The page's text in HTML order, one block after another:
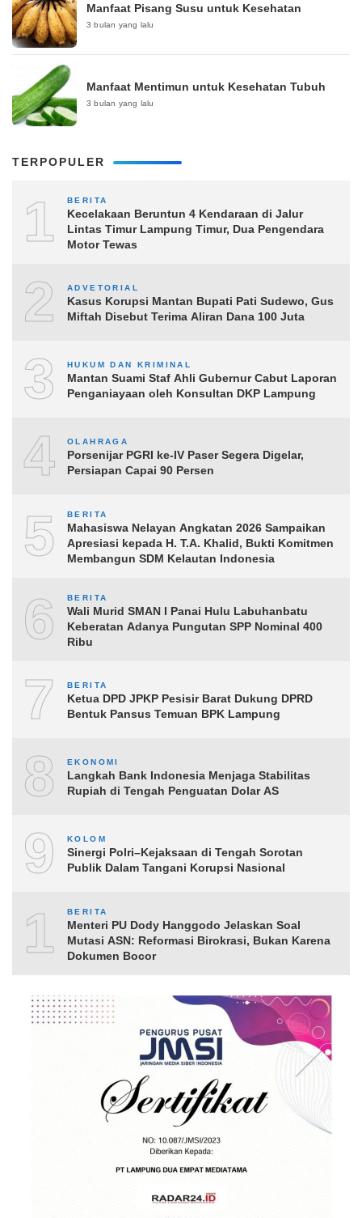
Manfaat Pisang Susu untuk Kesehatan
3 bulan yang lalu
Manfaat Mentimun untuk Kesehatan Tubuh
3 bulan yang lalu
TERPOPULER
1 BERITA
Kecelakaan Beruntun 4 Kendaraan di Jalur
Lintas Timur Lampung Timur, Dua Pengendara
Motor Tewas
2 ADVETORIAL
Kasus Korupsi Mantan Bupati Pati Sudewo, Gus
Miftah Disebut Terima Aliran Dana 100 Juta
3 HUKUM DAN KRIMINAL
Mantan Suami Staf Ahli Gubernur Cabut Laporan
Penganiayaan oleh Konsultan DKP Lampung
4 OLAHRAGA
Porsenijar PGRI ke-IV Paser Segera Digelar,
Persiapan Capai 90 Persen
5 BERITA
Mahasiswa Nelayan Angkatan 2026 Sampaikan
Apresiasi kepada H. T.A. Khalid, Bukti Komitmen
Membangun SDM Kelautan Indonesia
6 BERITA
Wali Murid SMAN I Panai Hulu Labuhanbatu
Keberatan Adanya Pungutan SPP Nominal 400
Ribu
7 BERITA
Ketua DPD JPKP Pesisir Barat Dukung DPRD
Bentuk Pansus Temuan BPK Lampung
8 EKONOMI
Langkah Bank Indonesia Menjaga Stabilitas
Rupiah di Tengah Penguatan Dolar AS
9 KOLOM
Sinergi Polri–Kejaksaan di Tengah Sorotan
Publik Dalam Tangani Korupsi Nasional
10BERITA
Menteri PU Dody Hanggodo Jelaskan Soal
Mutasi ASN: Reformasi Birokrasi, Bukan Karena
Dokumen Bocor